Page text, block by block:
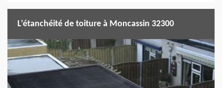
L’étanchéité de toiture à Moncassin 32300